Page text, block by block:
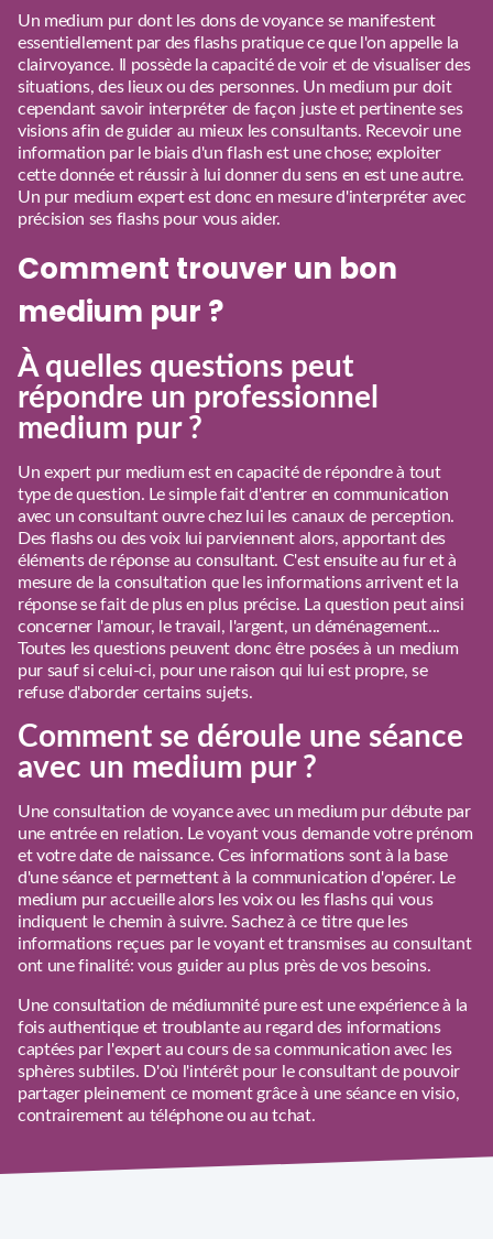
Un medium pur dont les dons de voyance se manifestent
essentiellement par des flashs pratique ce que l'on appelle la
clairvoyance. Il possède la capacité de voir et de visualiser des
situations, des lieux ou des personnes. Un medium pur doit
cependant savoir interpréter de façon juste et pertinente ses
visions afin de guider au mieux les consultants. Recevoir une
information par le biais d'un flash est une chose; exploiter
cette donnée et réussir à lui donner du sens en est une autre.
Un pur medium expert est donc en mesure d'interpréter avec
précision ses flashs pour vous aider.
Comment trouver un bon
medium pur ?
À quelles questions peut
répondre un professionnel
medium pur ?
Un expert pur medium est en capacité de répondre à tout
type de question. Le simple fait d'entrer en communication
avec un consultant ouvre chez lui les canaux de perception.
Des flashs ou des voix lui parviennent alors, apportant des
éléments de réponse au consultant. C'est ensuite au fur et à
mesure de la consultation que les informations arrivent et la
réponse se fait de plus en plus précise. La question peut ainsi
concerner l'amour, le travail, l'argent, un déménagement...
Toutes les questions peuvent donc être posées à un medium
pur sauf si celui-ci, pour une raison qui lui est propre, se
refuse d'aborder certains sujets.
Comment se déroule une séance
avec un medium pur ?
Une consultation de voyance avec un medium pur débute par
une entrée en relation. Le voyant vous demande votre prénom
et votre date de naissance. Ces informations sont à la base
d'une séance et permettent à la communication d'opérer. Le
medium pur accueille alors les voix ou les flashs qui vous
indiquent le chemin à suivre. Sachez à ce titre que les
informations reçues par le voyant et transmises au consultant
ont une finalité: vous guider au plus près de vos besoins.
Une consultation de médiumnité pure est une expérience à la
fois authentique et troublante au regard des informations
captées par l'expert au cours de sa communication avec les
sphères subtiles. D'où l'intérêt pour le consultant de pouvoir
partager pleinement ce moment grâce à une séance en visio,
contrairement au téléphone ou au tchat.